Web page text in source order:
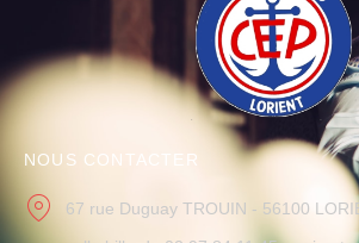
NOUS CONTACTER
67 rue Duguay TROUIN - 56100